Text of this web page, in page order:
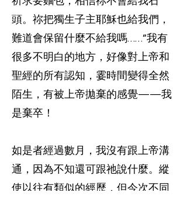
頭。祢把獨生子主耶穌也給我們，
難道會保留什麼不給我嗎……”我有
很多不明白的地方，好像對上帝和
聖經的所有認知，霎時間變得全然
陌生，有被上帝拋棄的感覺——我
是棄卒！
如是者經過數月，我沒有跟上帝溝
通，因為不知還可跟祂說什麼。縱
使以往有類似的經歷，但今次不同